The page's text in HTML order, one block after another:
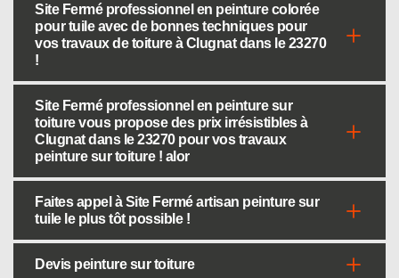
Site Fermé professionnel en peinture colorée
pour tuile avec de bonnes techniques pour
vos travaux de toiture à Clugnat dans le 23270
!
Site Fermé professionnel en peinture sur
toiture vous propose des prix irrésistibles à
Clugnat dans le 23270 pour vos travaux
peinture sur toiture ! alor
Faites appel à Site Fermé artisan peinture sur
tuile le plus tôt possible !
Devis peinture sur toiture